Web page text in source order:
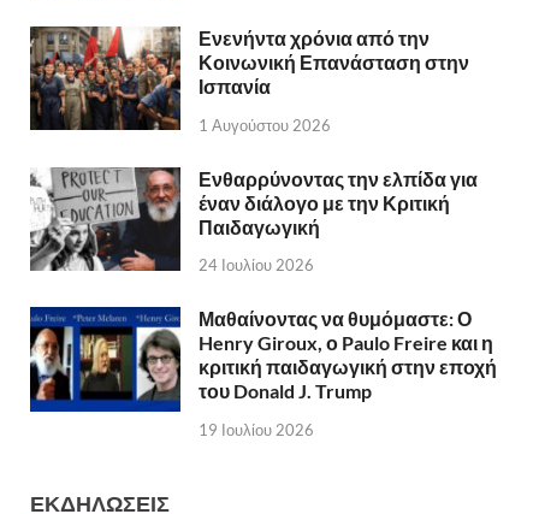
Ενενήντα χρόνια από την
Κοινωνική Επανάσταση στην
Ισπανία
1 Αυγούστου 2026
Ενθαρρύνοντας την ελπίδα για
έναν διάλογο με την Κριτική
Παιδαγωγική
24 Ιουλίου 2026
Μαθαίνοντας να θυμόμαστε: Ο
Henry Giroux, ο Paulo Freire και η
κριτική παιδαγωγική στην εποχή
του Donald J. Trump
19 Ιουλίου 2026
ΕΚΔΗΛΩΣΕΙΣ